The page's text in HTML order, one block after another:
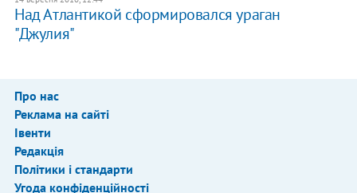
Над Атлантикой сформировался ураган
"Джулия"
Про нас
Реклама на сайті
Івенти
Редакція
Політики і стандарти
Угода конфіденційності